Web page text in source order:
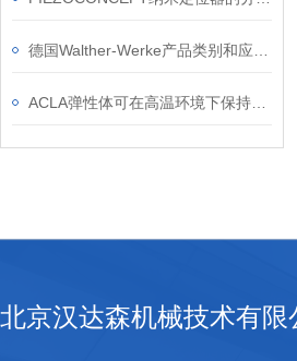
北京汉达森机械技术有限